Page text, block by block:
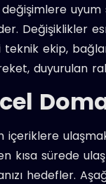
değişimlere
Değişiklikler
ekip,
duyurulan
kısa sürede
hedefler.